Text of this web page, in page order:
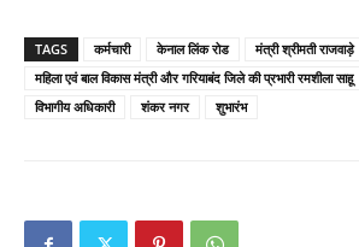
TAGS कर्मचारी केनाल लिंक रोड
मंत्री श्रीमती राजवाड़े
महिला एवं बाल विकास मंत्री और गरियाबंद जिले की प्रभारी रमशीला साहू
विभागीय अधिकारी
शंकर नगर शुभारंभ